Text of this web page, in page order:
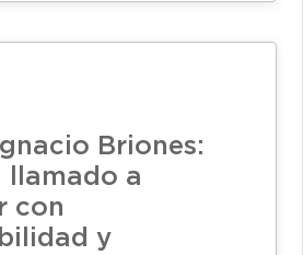
Briones:
llamado a
con
y